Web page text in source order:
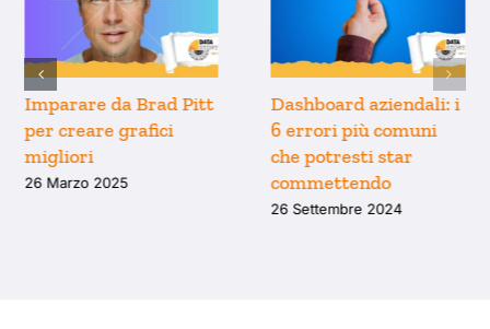
Perché il modo in cui
pensiamo i grafici è
limitato dai tool che
usiamo (e come
Imparare da Brad Pitt
per creare grafici
migliori
26 Marzo 2025